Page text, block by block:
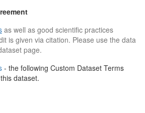
as well as good scientific practices
is given via citation. Please use the data
page.
- the following Custom Dataset Terms
dataset.